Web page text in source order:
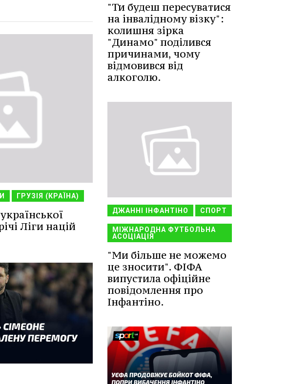
ГРУЗІЯ (КРАЇНА)
Ліги націй
"Ти будеш пересуватися
на інвалідному візку":
колишня зірка
"Динамо" поділився
причинами, чому
відмовився від
алкоголю.
ДЖАННІ ІНФАНТІНО СПОРТ
МІЖНАРОДНА ФУТБОЛЬНА
АСОЦІАЦІЯ
"Ми більше не можемо
це зносити". ФІФА
випустила офіційне
повідомлення про
Інфантіно.